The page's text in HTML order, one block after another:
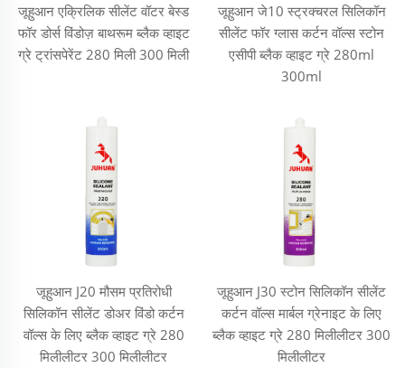
जूहुआन एक्रिलिक सीलेंट वॉटर बेस्ड
फॉर डोर्स विंडोज़ बाथरूम ब्लैक व्हाइट
ग्रे ट्रांसपेरेंट 280 मिली 300 मिली
जूहुआन जे10 स्ट्रक्चरल सिलिकॉन
सीलेंट फॉर ग्लास कर्टन वॉल्स स्टोन
एसीपी ब्लैक व्हाइट ग्रे 280ml
300ml
जूहुआन J20 मौसम प्रतिरोधी
सिलिकॉन सीलेंट डोअर विंडो कर्टन
वॉल्स के लिए ब्लैक व्हाइट ग्रे 280
मिलीलीटर 300 मिलीलीटर
जूहुआन J30 स्टोन सिलिकॉन सीलेंट
कर्टन वॉल्स मार्बल ग्रेनाइट के लिए
ब्लैक व्हाइट ग्रे 280 मिलीलीटर 300
मिलीलीटर